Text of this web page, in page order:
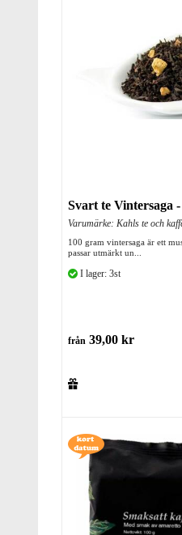
Svart te Vintersaga
Varumärke: Kahls te och
100 gram vintersaga är ett
passar utmärkt un...
I lager: 3st
från 39,00 kr